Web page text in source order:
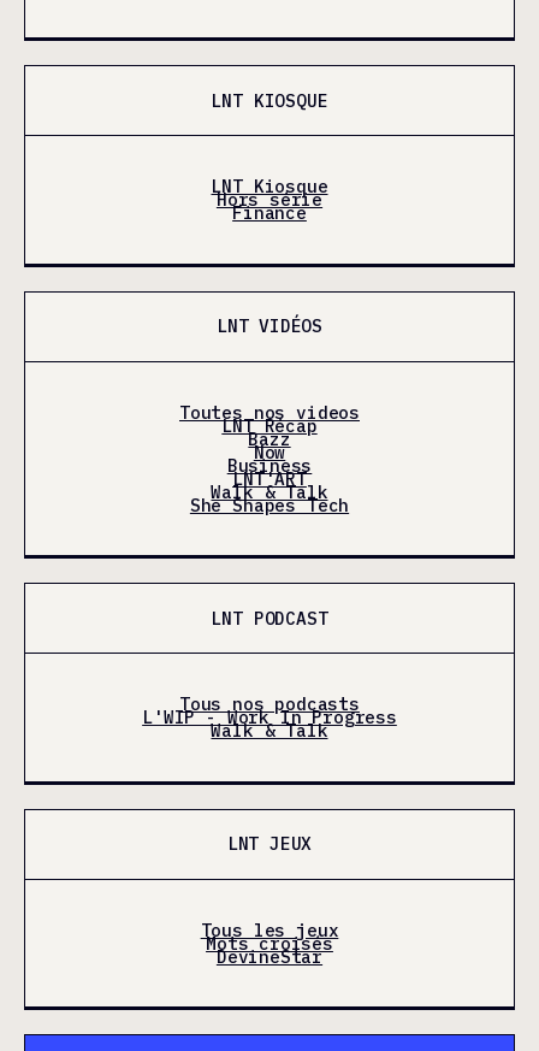
LNT KIOSQUE
LNT Kiosque
Hors série
Finance
LNT VIDÉOS
Toutes nos videos
LNT Récap
Bazz
Now
Business
LNT'ART
Walk & Talk
She Shapes Tech
LNT PODCAST
Tous nos podcasts
L'WIP - Work In Progress
Walk & Talk
LNT JEUX
Tous les jeux
Mots croisés
DevineStar